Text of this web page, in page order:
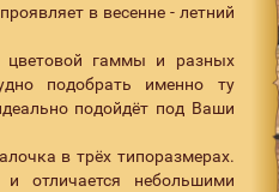
в весенне - летний
цветовой гаммы и разных
подобрать именно ту
подойдёт под Ваши
в трёх типоразмерах.
отличается небольшими